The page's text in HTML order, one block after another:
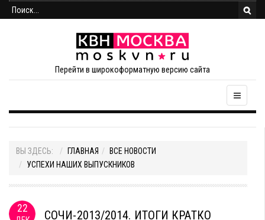
Перейти в широкоформатную версию сайта
ВЫ ЗДЕСЬ: ГЛАВНАЯ
ВСЕ НОВОСТИ
УСПЕХИ НАШИХ ВЫПУСКНИКОВ
22
СОЧИ-2013/2014. ИТОГИ КРАТКО